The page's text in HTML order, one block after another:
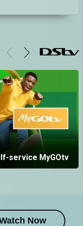
service MyGOtv
Now